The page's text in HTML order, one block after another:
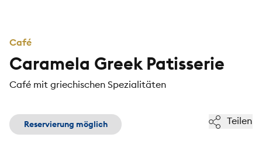
Café
Caramela Greek Patisserie
Café mit griechischen Spezialitäten
Reservierung möglich Teilen